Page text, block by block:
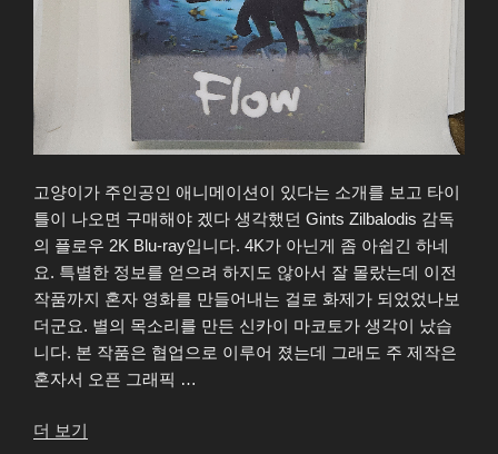
고양이가 주인공인 애니메이션이 있다는 소개를 보고 타이
틀이 나오면 구매해야 겠다 생각했던 Gints Zilbalodis 감독
의 플로우 2K Blu-ray입니다. 4K가 아닌게 좀 아쉽긴 하네
요. 특별한 정보를 얻으려 하지도 않아서 잘 몰랐는데 이전
작품까지 혼자 영화를 만들어내는 걸로 화제가 되었었나보
더군요. 별의 목소리를 만든 신카이 마코토가 생각이 났습
니다. 본 작품은 협업으로 이루어 졌는데 그래도 주 제작은
혼자서 오픈 그래픽 …
더 보기